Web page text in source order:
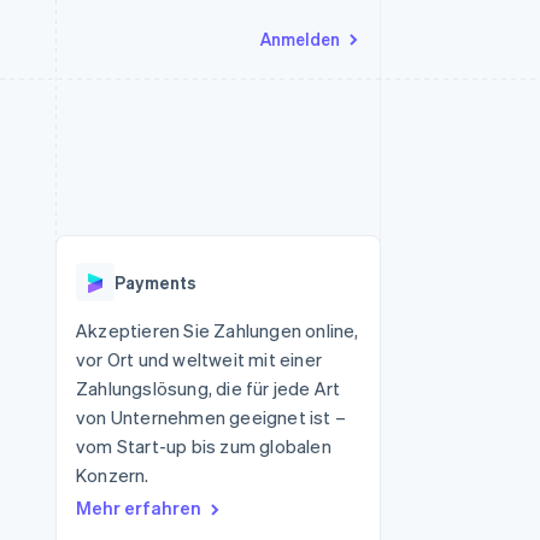
Anmelden
Radar
Start-up-Gründung
Climate
CO₂-Entnahme
API-Status
Payments
Akzeptieren Sie Zahlungen online,
vor Ort und weltweit mit einer
Zahlungslösung, die für jede Art
von Unternehmen geeignet ist –
vom Start-up bis zum globalen
Konzern.
Mehr erfahren